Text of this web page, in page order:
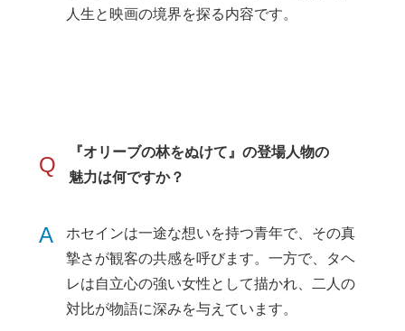
人生と映画の境界を探る内容です。
Q
『オリーブの林をぬけて』の登場人物の
魅力は何ですか？
A
ホセインは一途な想いを持つ青年で、その真
摯さが観客の共感を呼びます。一方で、タヘ
レは自立心の強い女性として描かれ、二人の
対比が物語に深みを与えています。